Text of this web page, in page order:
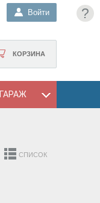
?
Войти
КОРЗИНА
ГАРАЖ
СПИСОК